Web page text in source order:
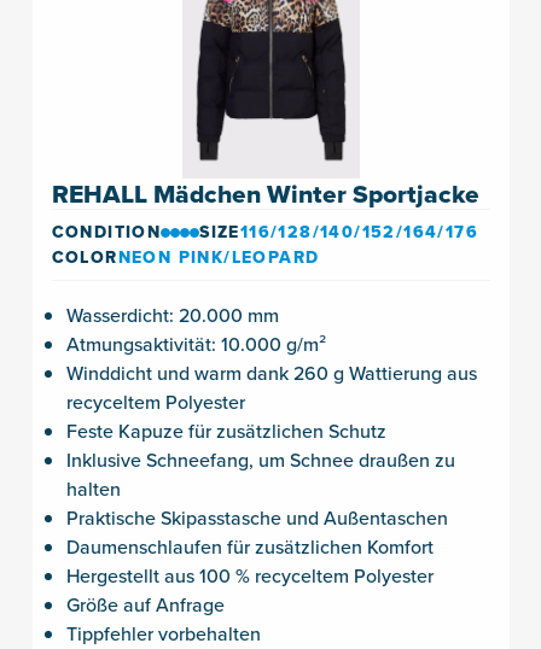
REHALL Mädchen Winter Sportjacke
CONDITION SIZE116/128/140/152/164/176
COLORNEON PINK/LEOPARD
Wasserdicht: 20.000 mm
Atmungsaktivität: 10.000 g/m²
Winddicht und warm dank 260 g Wattierung aus
recyceltem Polyester
Feste Kapuze für zusätzlichen Schutz
Inklusive Schneefang, um Schnee draußen zu
halten
Praktische Skipasstasche und Außentaschen
Daumenschlaufen für zusätzlichen Komfort
Hergestellt aus 100 % recyceltem Polyester
Größe auf Anfrage
Tippfehler vorbehalten